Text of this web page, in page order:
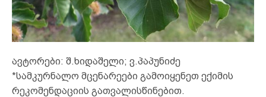
ავტორები: შ.ხიდაშელი; ვ.პაპუნიძე
*სამკურნალო მცენარეები გამოიყენეთ ექიმის
რეკომენდაციის გათვალისწინებით.